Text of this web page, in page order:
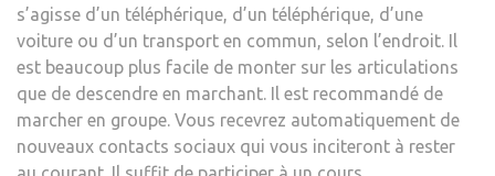
s’agisse d’un téléphérique, d’un téléphérique, d’une
voiture ou d’un transport en commun, selon l’endroit. Il
est beaucoup plus facile de monter sur les articulations
que de descendre en marchant. Il est recommandé de
marcher en groupe. Vous recevrez automatiquement de
nouveaux contacts sociaux qui vous inciteront à rester